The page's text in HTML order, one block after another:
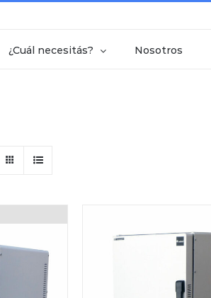
¿Cuál necesitás? Nosotros